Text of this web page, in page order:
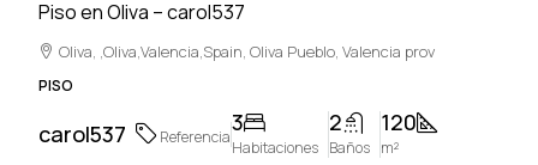
Piso en Oliva – carol537
Oliva, ,Oliva,Valencia,Spain, Oliva Pueblo, Valencia prov
PISO
carol537 Referencia
3
Habitaciones
2
Baños
120
m²